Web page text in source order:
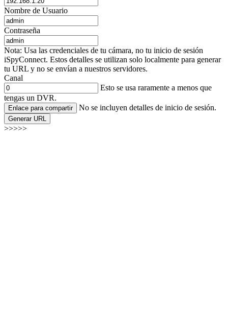
Nombre de Usuario
Contraseña
Nota: Usa las credenciales de tu cámara, no tu inicio de sesión
iSpyConnect. Estos detalles se utilizan solo localmente para generar
tu URL y no se envían a nuestros servidores.
Canal
Esto se usa raramente a menos que
tengas un DVR.
Enlace para compartir No se incluyen detalles de inicio de sesión.
Generar URL
>>>>>